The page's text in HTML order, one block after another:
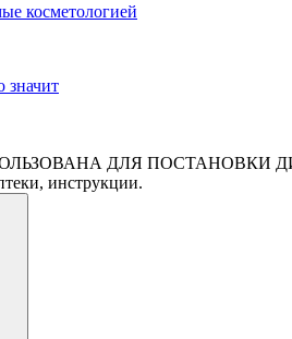
косметологией
значит
ДЛЯ ПОСТАНОВКИ
инструкции.